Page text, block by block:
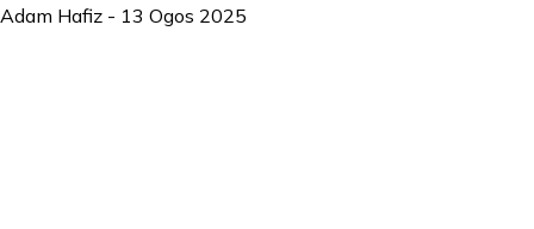
Adam Hafiz - 13 Ogos 2025